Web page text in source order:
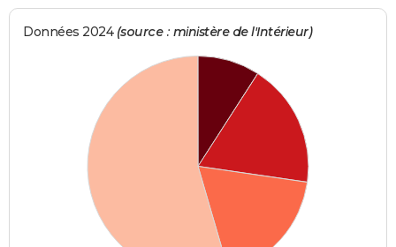
Données 2024 (source : ministère de l'Intérieur)